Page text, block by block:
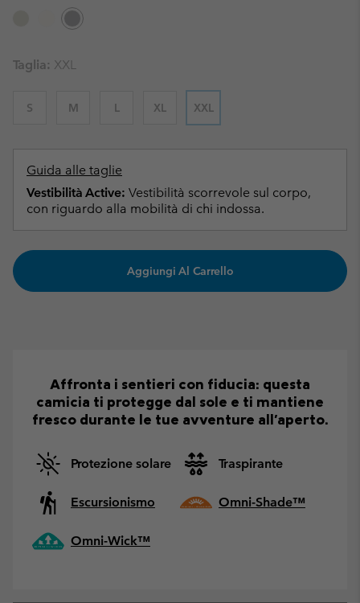
Taglia: XXL
S M L XL XXL
Guida alle taglie
Vestibilità Active: Vestibilità scorrevole sul corpo,
con riguardo alla mobilità di chi indossa.
Aggiungi Al Carrello
Affronta i sentieri con fiducia: questa
camicia ti protegge dal sole e ti mantiene
fresco durante le tue avventure all'aperto.
Protezione solare Traspirante
Escursionismo Omni-Shade™
Omni-Wick™